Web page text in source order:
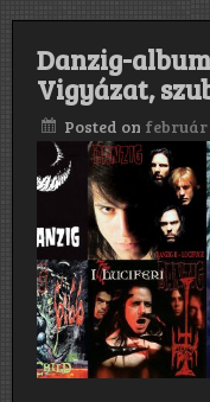
Danzig-
Vigyázat,
Posted on február